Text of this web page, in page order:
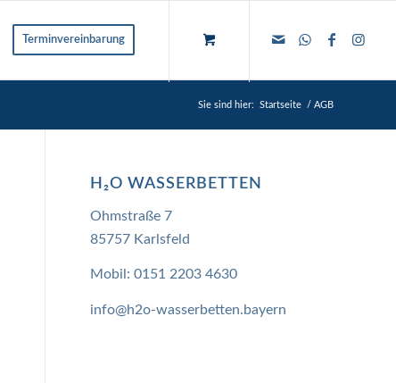
Terminvereinbarung
Sie sind hier: Startseite / AGB
H₂O WASSERBETTEN
Ohmstraße 7
85757 Karlsfeld
Mobil:0151 2203 4630
info@h2o-wasserbetten.bayern